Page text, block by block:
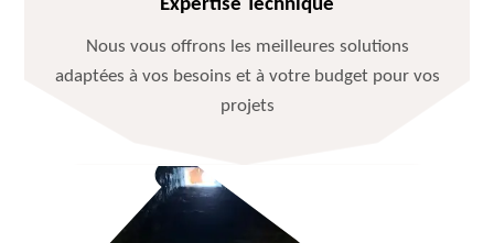
Expertise Technique
Nous vous offrons les meilleures solutions
adaptées à vos besoins et à votre budget pour vos
projets